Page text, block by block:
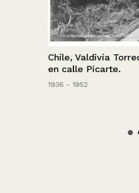
Chile, Valdivia Torreón
en calle Picarte.
1936 - 1952